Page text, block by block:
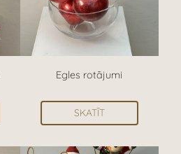
Egles rotājumi
SKATĪT